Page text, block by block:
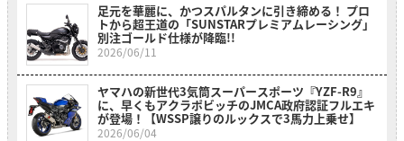
足元を華麗に、かつスパルタンに引き締める！ プロ
トから超王道の「SUNSTARプレミアムレーシング」
別注ゴールド仕様が降臨!!
2026/06/11
ヤマハの新世代3気筒スーパースポーツ『YZF-R9』
に、早くもアクラポビッチのJMCA政府認証フルエキ
が登場！【WSSP譲りのルックスで3馬力上乗せ】
2026/06/04